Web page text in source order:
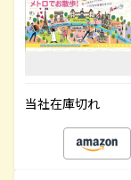
当社在庫切れ